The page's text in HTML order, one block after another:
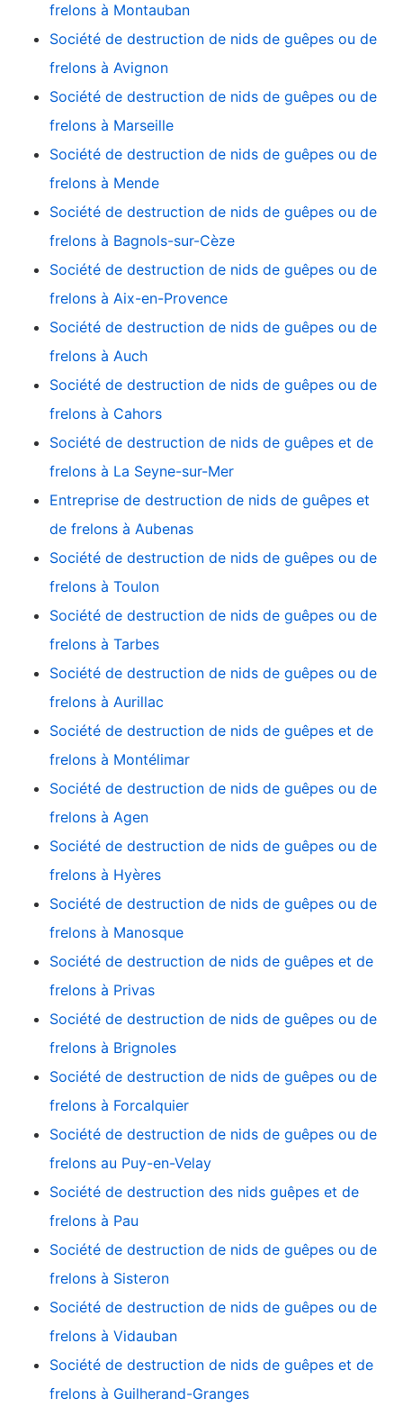
frelons à Montauban
Société de destruction de nids de guêpes ou de
frelons à Avignon
Société de destruction de nids de guêpes ou de
frelons à Marseille
Société de destruction de nids de guêpes ou de
frelons à Mende
Société de destruction de nids de guêpes ou de
frelons à Bagnols-sur-Cèze
Société de destruction de nids de guêpes ou de
frelons à Aix-en-Provence
Société de destruction de nids de guêpes ou de
frelons à Auch
Société de destruction de nids de guêpes ou de
frelons à Cahors
Société de destruction de nids de guêpes et de
frelons à La Seyne-sur-Mer
Entreprise de destruction de nids de guêpes et
de frelons à Aubenas
Société de destruction de nids de guêpes ou de
frelons à Toulon
Société de destruction de nids de guêpes ou de
frelons à Tarbes
Société de destruction de nids de guêpes ou de
frelons à Aurillac
Société de destruction de nids de guêpes et de
frelons à Montélimar
Société de destruction de nids de guêpes ou de
frelons à Agen
Société de destruction de nids de guêpes ou de
frelons à Hyères
Société de destruction de nids de guêpes ou de
frelons à Manosque
Société de destruction de nids de guêpes et de
frelons à Privas
Société de destruction de nids de guêpes ou de
frelons à Brignoles
Société de destruction de nids de guêpes ou de
frelons à Forcalquier
Société de destruction de nids de guêpes ou de
frelons au Puy-en-Velay
Société de destruction des nids guêpes et de
frelons à Pau
Société de destruction de nids de guêpes ou de
frelons à Sisteron
Société de destruction de nids de guêpes ou de
frelons à Vidauban
Société de destruction de nids de guêpes et de
frelons à Guilherand-Granges